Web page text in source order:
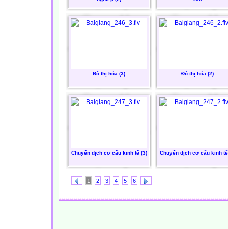
Đô thị hóa (3) Đô thị hóa (2)
Chuyển dịch cơ cấu kinh tế (3) Chuyển dịch cơ cấu kinh tế
1 2 3 4 5 6